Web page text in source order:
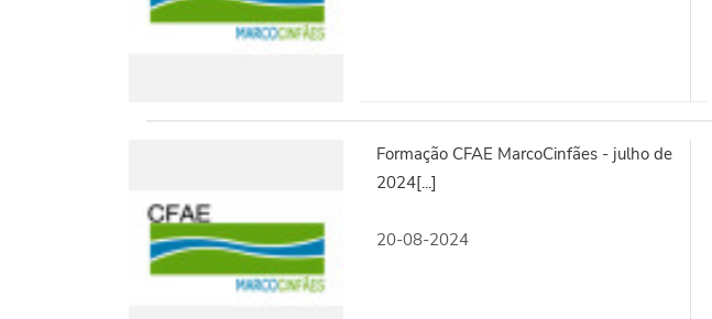
Formação CFAE MarcoCinfães - julho de
2024[...]
20-08-2024